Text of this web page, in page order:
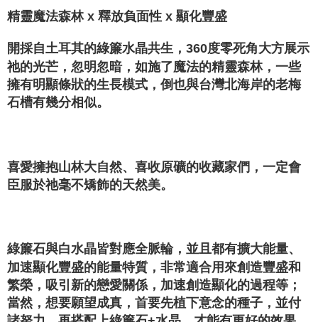
NT$80/order | Free shipping on orders of NT$3,000 or more
付款後門市自取
Free shipping
精靈魔法森林 x 釋放負面性 x 顯化豐盛
開採自土耳其的綠簾水晶共生，360度零死角大方展示
祂的光芒，忽明忽暗，如施了魔法的精靈森林，一些
擁有明顯條狀的生長模式，倒也與台灣北海岸的老梅
石槽有幾分相似。
喜愛擁抱山林大自然、喜收原礦的收藏家們，一定會
臣服於祂毫不矯飾的天然美。
綠簾石與白水晶皆對應全脈輪，並且都有擴大能量、
加速顯化豐盛的能量特質，非常適合用來創造豐盛和
繁榮，吸引新的戀愛關係，加速創造顯化的過程等；
當然，想要願望成真，首要先植下意念的種子，並付